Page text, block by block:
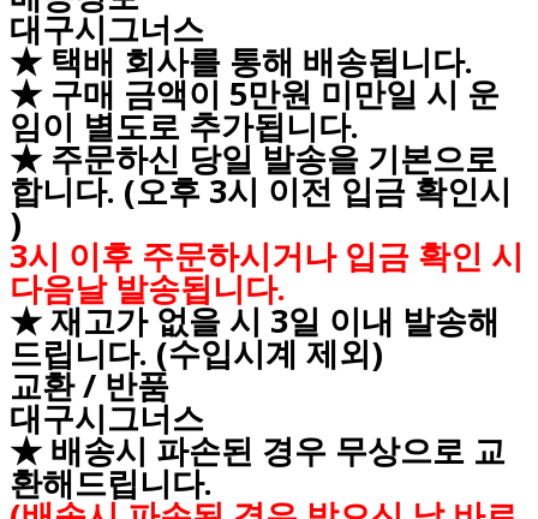
대구시그너스
★ 택배 회사를 통해 배송됩니다.
★ 구매 금액이 5만원 미만일 시 운
임이 별도로 추가됩니다.
★ 주문하신 당일 발송을 기본으로
합니다. (오후 3시 이전 입금 확인시
)
3시 이후 주문하시거나 입금 확인 시
다음날 발송됩니다.
★ 재고가 없을 시 3일 이내 발송해
드립니다. (수입시계 제외)
교환 / 반품
대구시그너스
★ 배송시 파손된 경우 무상으로 교
환해드립니다.